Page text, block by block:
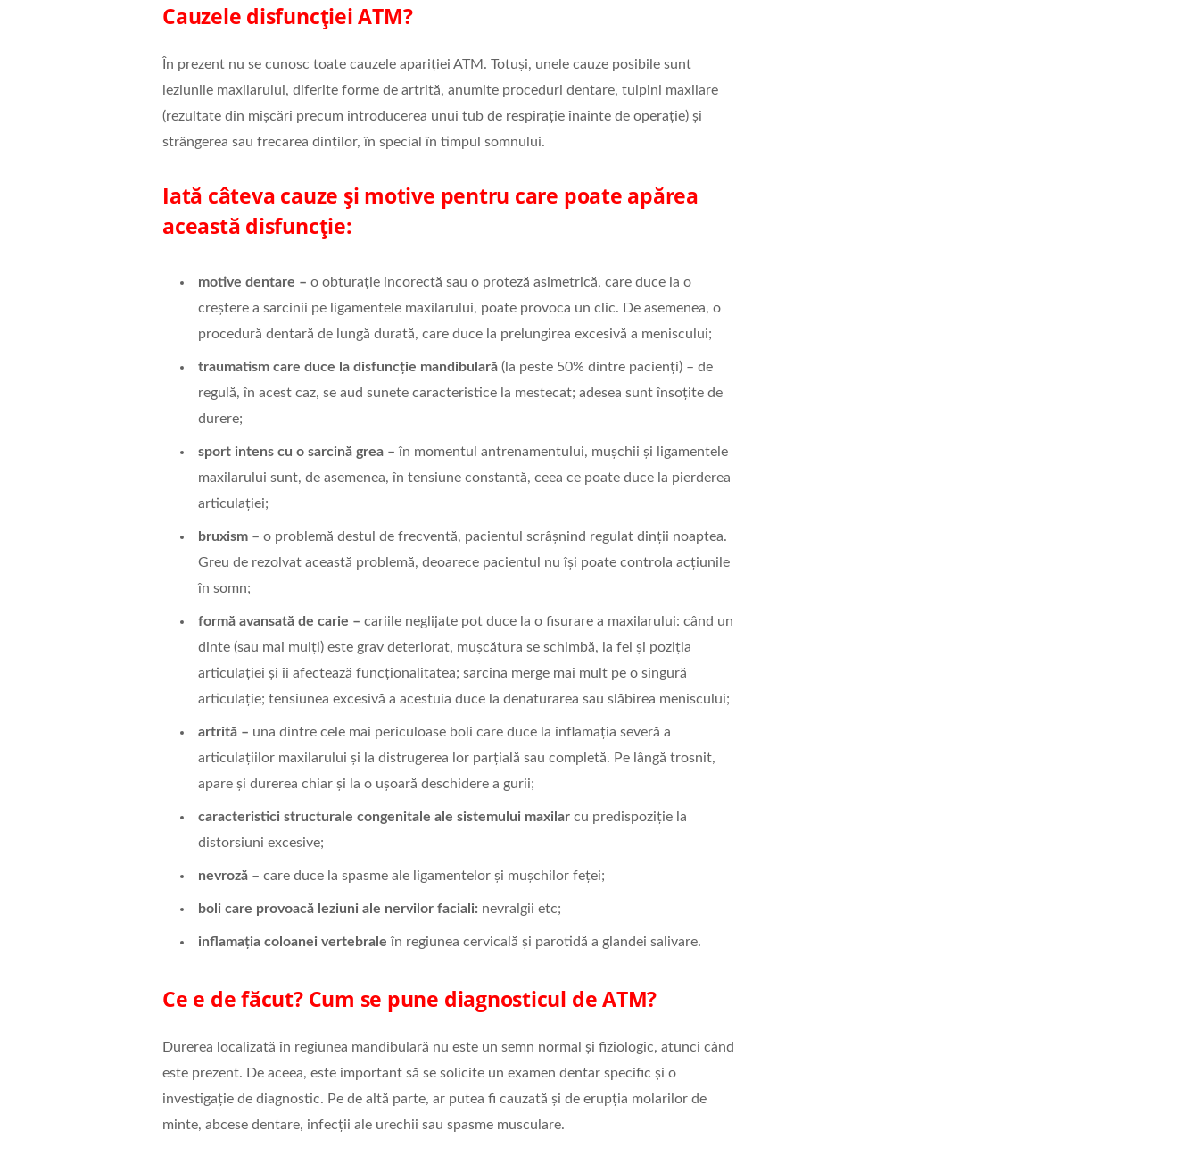
Cauzele disfuncției ATM?
În prezent nu se cunosc toate cauzele apariției ATM. Totuși, unele cauze posibile sunt
leziunile maxilarului, diferite forme de artrită, anumite proceduri dentare, tulpini maxilare
(rezultate din mișcări precum introducerea unui tub de respirație înainte de operație) și
strângerea sau frecarea dinților, în special în timpul somnului.
Iată câteva cauze și motive pentru care poate apărea
această disfuncție:
motive dentare – o obturație incorectă sau o proteză asimetrică, care duce la o
creștere a sarcinii pe ligamentele maxilarului, poate provoca un clic. De asemenea, o
procedură dentară de lungă durată, care duce la prelungirea excesivă a meniscului;
traumatism care duce la disfuncție mandibulară(la peste 50% dintre pacienți) – de
regulă, în acest caz, se aud sunete caracteristice la mestecat; adesea sunt însoțite de
durere;
sport intens cu o sarcină grea – în momentul antrenamentului, mușchii și ligamentele
maxilarului sunt, de asemenea, în tensiune constantă, ceea ce poate duce la pierderea
articulației;
bruxism– o problemă destul de frecventă, pacientul scrâșnind regulat dinții noaptea.
Greu de rezolvat această problemă, deoarece pacientul nu își poate controla acțiunile
în somn;
formă avansată de carie – cariile neglijate pot duce la o fisurare a maxilarului: când un
dinte (sau mai mulți) este grav deteriorat, mușcătura se schimbă, la fel și poziția
articulației și îi afectează funcționalitatea; sarcina merge mai mult pe o singură
articulație; tensiunea excesivă a acestuia duce la denaturarea sau slăbirea meniscului;
artrită – una dintre cele mai periculoase boli care duce la inflamația severă a
articulațiilor maxilarului și la distrugerea lor parțială sau completă. Pe lângă trosnit,
apare și durerea chiar și la o ușoară deschidere a gurii;
caracteristici structurale congenitale ale sistemului maxilarcu predispoziție la
distorsiuni excesive;
nevroză– care duce la spasme ale ligamentelor și mușchilor feței;
boli care provoacă leziuni ale nervilor faciali: nevralgii etc;
inflamația coloanei vertebrale în regiunea cervicală și parotidă a glandei salivare.
Ce e de făcut? Cum se pune diagnosticul de ATM?
Durerea localizată în regiunea mandibulară nu este un semn normal și fiziologic, atunci când
este prezent. De aceea, este important să se solicite un examen dentar specific și o
investigație de diagnostic. Pe de altă parte, ar putea fi cauzată și de erupția molarilor de
minte, abcese dentare, infecții ale urechii sau spasme musculare.